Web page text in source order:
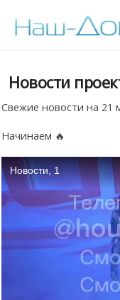
Новости
Свежие новости на 21
Начинаем 🔥